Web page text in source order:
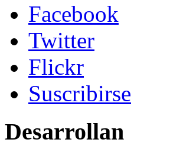
Facebook
Twitter
Flickr
Suscribirse
Desarrollan